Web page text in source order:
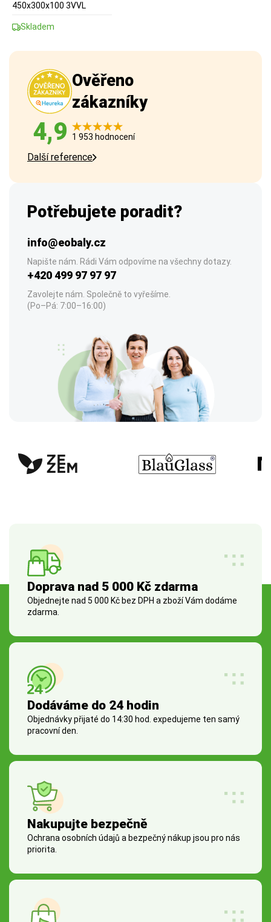
450x300x100 3VVL
Skladem
Ověřeno
zákazníky
4,9 1 953 hodnocení
Další reference
Potřebujete poradit?
info@eobaly.cz
Napište nám. Rádi Vám odpovíme na všechny dotazy.
+420 499 97 97 97
Zavolejte nám. Společně to vyřešíme.
(Po–Pá: 7:00–16:00)
Doprava nad 5 000 Kč zdarma
Objednejte nad 5 000 Kč bez DPH a zboží Vám dodáme
zdarma.
Dodáváme do 24 hodin
Objednávky přijaté do 14:30 hod. expedujeme ten samý
pracovní den.
Nakupujte bezpečně
Ochrana osobních údajů a bezpečný nákup jsou pro nás
priorita.